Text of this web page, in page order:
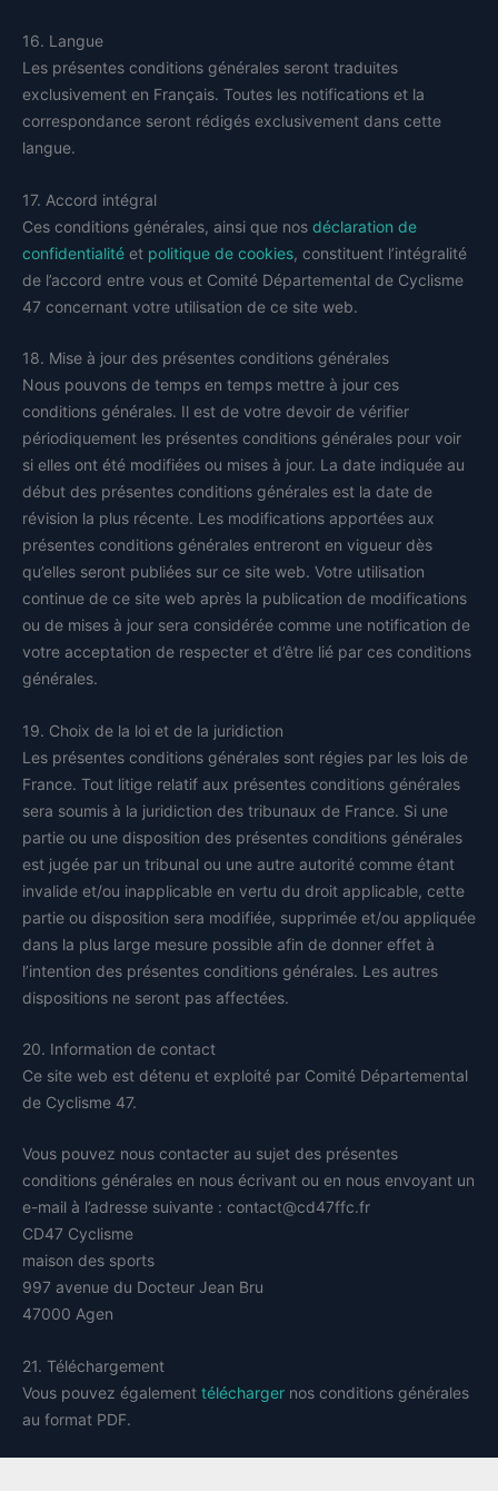
16. Langue
Les présentes conditions générales seront traduites
exclusivement en Français. Toutes les notifications et la
correspondance seront rédigés exclusivement dans cette
langue.
17. Accord intégral
Ces conditions générales, ainsi que nos déclaration de
confidentialité et politique de cookies, constituent l’intégralité
de l’accord entre vous et Comité Départemental de Cyclisme
47 concernant votre utilisation de ce site web.
18. Mise à jour des présentes conditions générales
Nous pouvons de temps en temps mettre à jour ces
conditions générales. Il est de votre devoir de vérifier
périodiquement les présentes conditions générales pour voir
si elles ont été modifiées ou mises à jour. La date indiquée au
début des présentes conditions générales est la date de
révision la plus récente. Les modifications apportées aux
présentes conditions générales entreront en vigueur dès
qu’elles seront publiées sur ce site web. Votre utilisation
continue de ce site web après la publication de modifications
ou de mises à jour sera considérée comme une notification de
votre acceptation de respecter et d’être lié par ces conditions
générales.
19. Choix de la loi et de la juridiction
Les présentes conditions générales sont régies par les lois de
France. Tout litige relatif aux présentes conditions générales
sera soumis à la juridiction des tribunaux de France. Si une
partie ou une disposition des présentes conditions générales
est jugée par un tribunal ou une autre autorité comme étant
invalide et/ou inapplicable en vertu du droit applicable, cette
partie ou disposition sera modifiée, supprimée et/ou appliquée
dans la plus large mesure possible afin de donner effet à
l’intention des présentes conditions générales. Les autres
dispositions ne seront pas affectées.
20. Information de contact
Ce site web est détenu et exploité par Comité Départemental
de Cyclisme 47.
Vous pouvez nous contacter au sujet des présentes
conditions générales en nous écrivant ou en nous envoyant un
e-mail à l’adresse suivante : contact@cd47ffc.fr
CD47 Cyclisme
maison des sports
997 avenue du Docteur Jean Bru
47000 Agen
21. Téléchargement
Vous pouvez également télécharger nos conditions générales
au format PDF.